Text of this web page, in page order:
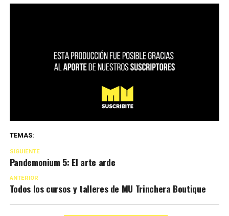
TEMAS:
SIGUIENTE
Pandemonium 5: El arte arde
ANTERIOR
Todos los cursos y talleres de MU Trinchera Boutique